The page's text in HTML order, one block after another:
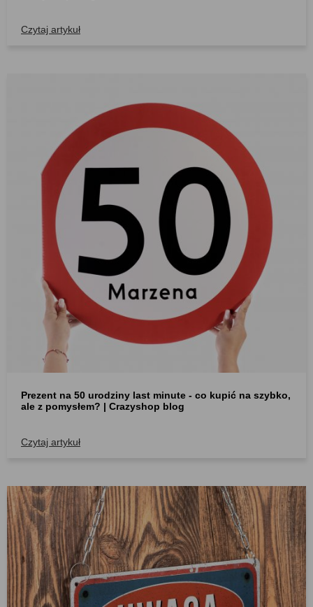
Czytaj artykuł
Prezent na 50 urodziny last minute - co kupić na szybko,
ale z pomysłem? | Crazyshop blog
Czytaj artykuł